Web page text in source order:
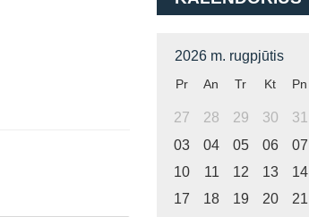
2026 m. rugpjūtis
Pr An Tr Kt Pn
27 28 29 30 31
03
04 05 06 07
10
11 12 13 14
17
18 19 20 21